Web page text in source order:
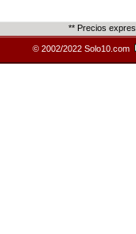
** Precios
© 2002/2022 Solo10.com